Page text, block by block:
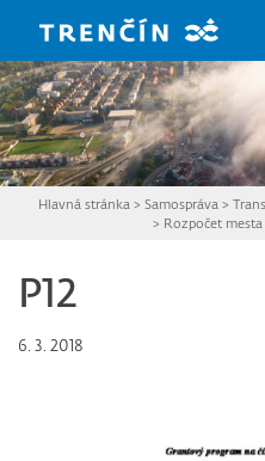
Hlavná stránka > Samospráva >
> Rozpočet
P12
6. 3. 2018